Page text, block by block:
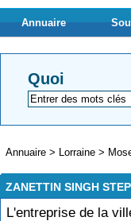
Annuaire
Quoi
Annuaire > Lorraine >
ZANETTIN SINGH
L'entreprise de la